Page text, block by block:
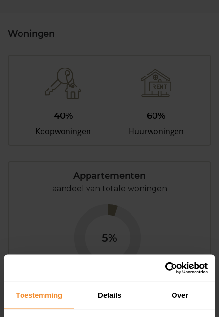
Toestemming Details Over
Woningen
40%
Koopwoningen
60%
Huurwoningen
Appartementen
aandeel van totale woningen
5%